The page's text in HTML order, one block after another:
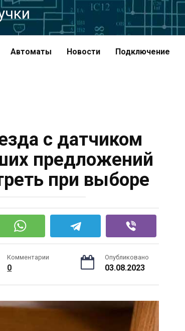
Автоматы Новости Подключение
с датчиком
предложений
при выборе
Комментарии
0
Опубликовано
03.08.2023